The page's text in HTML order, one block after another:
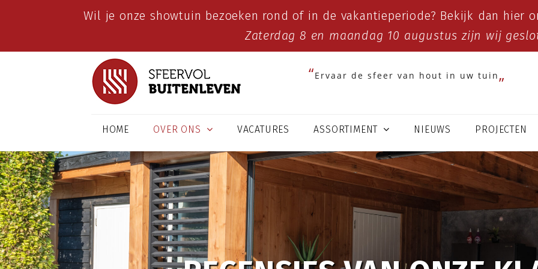
Wil je onze showtuin bezoeken rond of in de vakantieperiode? Bekijk dan hier
Zaterdag 8 en maandag 10 augustus zijn wij
Ervaar de sfeer van hout in uw tuin
HOME OVER ONS VACATURES ASSORTIMENT NIEUWS PROJECTEN